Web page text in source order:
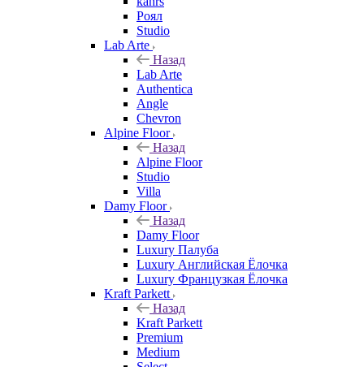
Роял
Studio
Lab Arte
Назад
Lab Arte
Authentica
Angle
Chevron
Alpine Floor
Назад
Alpine Floor
Studio
Villa
Damy Floor
Назад
Damy Floor
Luxury Палуба
Luxury Английская Ёлочка
Luxury Французкая Ёлочка
Kraft Parkett
Назад
Kraft Parkett
Premium
Medium